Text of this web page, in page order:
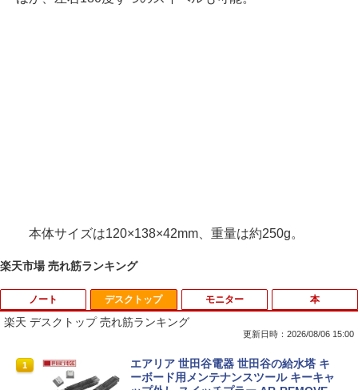
本体サイズは120×138×42mm、重量は約250g。
楽天市場 売れ筋ランキング
ノート
1
中古パソコン | Dell | Latitude 3500 | Wi
ndows11 | ノートPC | 一年保証 | 第8世
デスクトップ
楽天 デスクトップ 売れ筋ランキング
更新日時：2026/08/06 15:00
1
エアリア 世田谷電器 世田谷の給水塔 キ
ーボード用メンテナンスツール キーキャ
モニター 本